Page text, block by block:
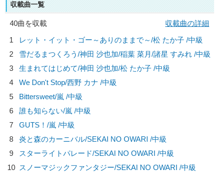
収載曲一覧
40曲を収載
収載曲の詳細
1
レット・イット・ゴー～ありのままで～/松 たか子 /中級
2
雪だるまつくろう/神田 沙也加/稲葉 菜月/諸星 すみれ /中級
3
生まれてはじめて/神田 沙也加/松 たか子 /中級
4
We Don't Stop/西野 カナ /中級
5
Bittersweet/嵐 /中級
6
誰も知らない/嵐 /中級
7
GUTS！/嵐 /中級
8
炎と森のカーニバル/SEKAI NO OWARI /中級
9
スターライトパレード/SEKAI NO OWARI /中級
10 スノーマジックファンタジー/SEKAI NO OWARI /中級